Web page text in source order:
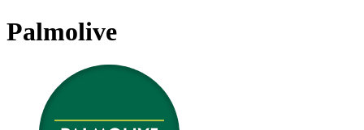
Palmolive